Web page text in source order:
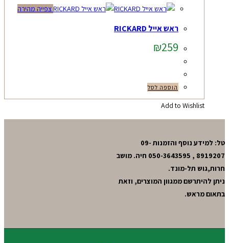
צפייה מהירה
ראש אייל RICKARD
₪259
הוספה לסל
Add to Wishlist
טל: למידע נוסף והזמנות 09-
8919207 , 050-3643595 חיה. מושב
חרות,גוש תל-מונד.
ניתן להיתרשם ממגוון המוצרים, וזאת
בתאום מראש.